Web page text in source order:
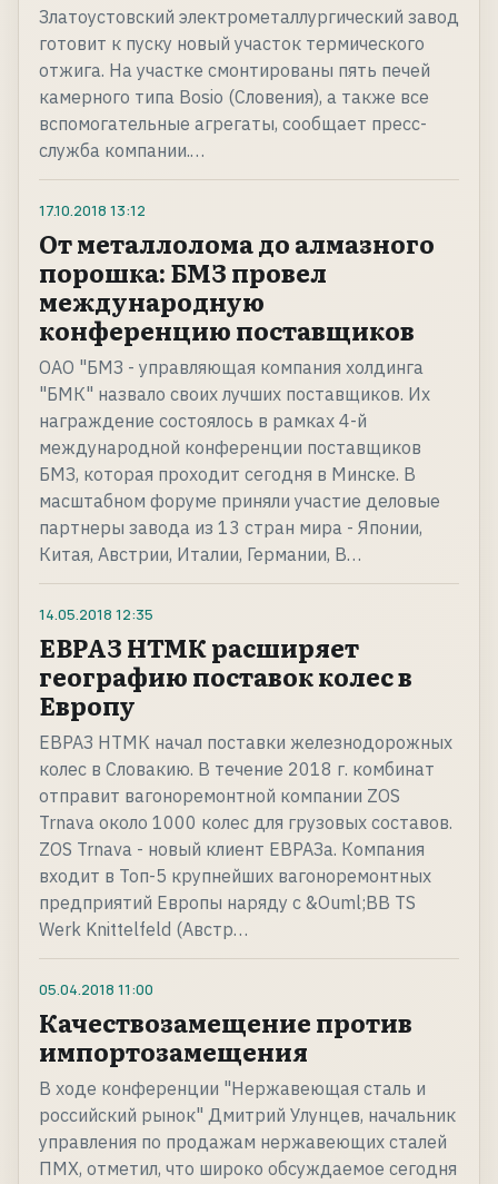
Златоустовский электрометаллургический завод
готовит к пуску новый участок термического
отжига. На участке смонтированы пять печей
камерного типа Bosio (Словения), а также все
вспомогательные агрегаты, сообщает пресс-
служба компании.…
17.10.2018 13:12
От металлолома до алмазного
порошка: БМЗ провел
международную
конференцию поставщиков
ОАО "БМЗ - управляющая компания холдинга
"БМК" назвало своих лучших поставщиков. Их
награждение состоялось в рамках 4-й
международной конференции поставщиков
БМЗ, которая проходит сегодня в Минске. В
масштабном форуме приняли участие деловые
партнеры завода из 13 стран мира - Японии,
Китая, Австрии, Италии, Германии, В…
14.05.2018 12:35
ЕВРАЗ НТМК расширяет
географию поставок колес в
Европу
ЕВРАЗ НТМК начал поставки железнодорожных
колес в Словакию. В течение 2018 г. комбинат
отправит вагоноремонтной компании ZOS
Trnava около 1000 колес для грузовых составов.
ZOS Trnava - новый клиент ЕВРАЗа. Компания
входит в Топ-5 крупнейших вагоноремонтных
предприятий Европы наряду с &Ouml;BB TS
Werk Knittelfeld (Австр…
05.04.2018 11:00
Качествозамещение против
импортозамещения
В ходе конференции "Нержавеющая сталь и
российский рынок" Дмитрий Улунцев, начальник
управления по продажам нержавеющих сталей
ПМХ, отметил, что широко обсуждаемое сегодня